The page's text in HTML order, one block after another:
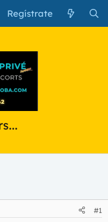
Regístrate
#1